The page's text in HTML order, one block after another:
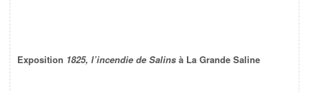
Exposition 1825, l’incendie de Salins à La Grande Saline